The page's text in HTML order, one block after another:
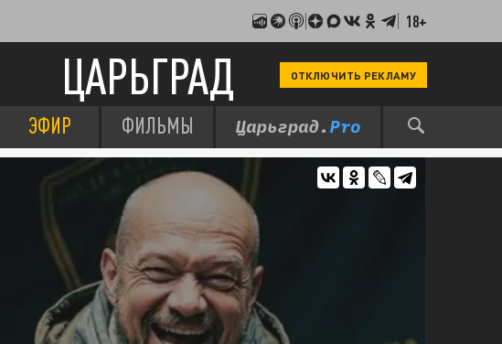
18+
ЦАРЬГРАД ОТКЛЮЧИТЬ РЕКЛАМУ
ЭФИР ФИЛЬМЫ